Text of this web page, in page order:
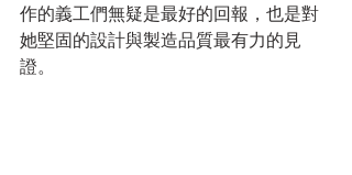
作的義工們無疑是最好的回報，也是對
她堅固的設計與製造品質最有力的見
證。